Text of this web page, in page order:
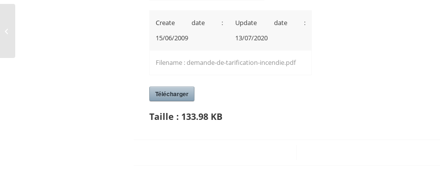
Create date :
15/06/2009
Update date :
13/07/2020
Filename : demande-de-tarification-incendie.pdf
Télécharger
Taille : 133.98 KB